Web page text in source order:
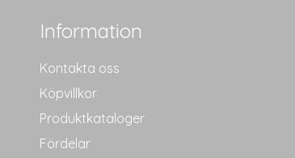
Information
Kontakta oss
Köpvillkor
Produktkataloger
Fördelar